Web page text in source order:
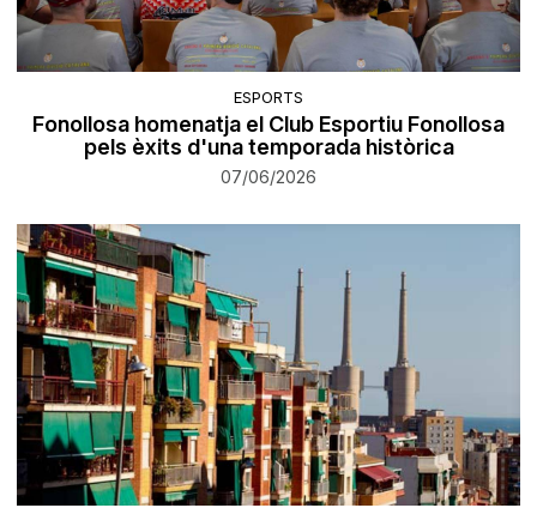
ESPORTS
Fonollosa homenatja el Club Esportiu Fonollosa
pels èxits d'una temporada històrica
07/06/2026